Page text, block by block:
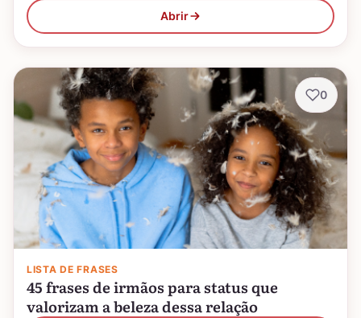
Abrir
LISTA DE FRASES
45 frases de irmãos para status que
valorizam a beleza dessa relação
0